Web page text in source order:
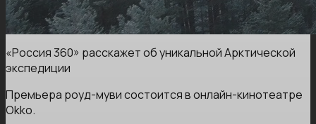
«Россия 360» расскажет об уникальной Арктической
экспедиции
Премьера роуд-муви состоится в онлайн-кинотеатре
Okko.